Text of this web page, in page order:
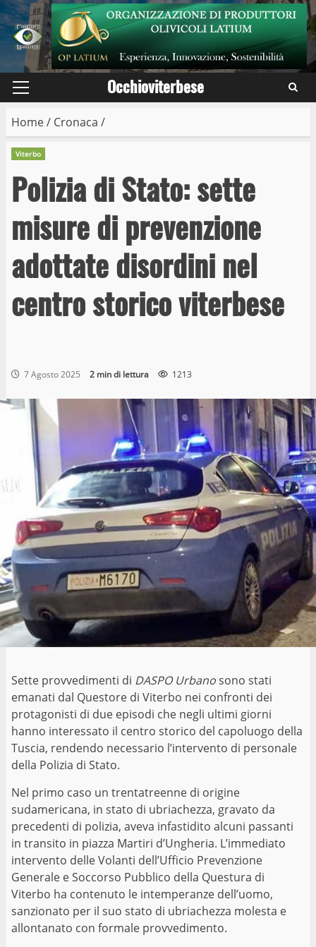
Skip
to
content
Primary
Occhioviterbese
Home/ Cronaca /
Viterbo
Polizia di Stato: sette
misure di prevenzione
adottate disordini nel
centro storico viterbese
7 Agosto 2025 2 min di lettura 1213
Sette provvedimenti di DASPO Urbanosono stati
emanati dal Questore di Viterbo nei confronti dei
protagonisti di due episodi che negli ultimi giorni
hanno interessato il centro storico del capoluogo della
Tuscia, rendendo necessario l’intervento di personale
della Polizia di Stato.
Nel primo caso un trentatreenne di origine
sudamericana, in stato di ubriachezza, gravato da
precedenti di polizia, aveva infastidito alcuni passanti
in transito in piazza Martiri d’Ungheria. L’immediato
intervento delle Volanti dell’Ufficio Prevenzione
Generale e Soccorso Pubblico della Questura di
Viterbo ha contenuto le intemperanze dell’uomo,
sanzionato per il suo stato di ubriachezza molesta e
allontanato con formale provvedimento.